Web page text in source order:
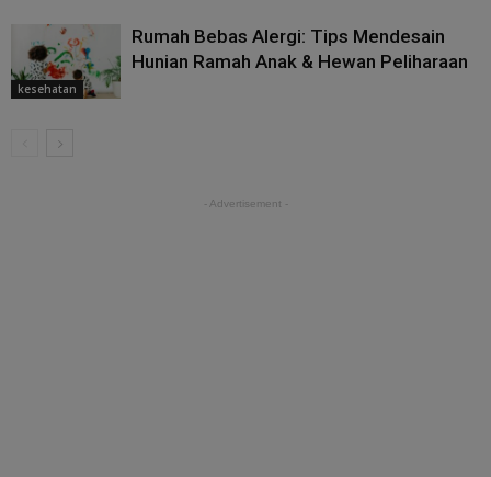
kesehatan
Rumah Bebas Alergi: Tips Mendesain
Hunian Ramah Anak & Hewan Peliharaan
- Advertisement -